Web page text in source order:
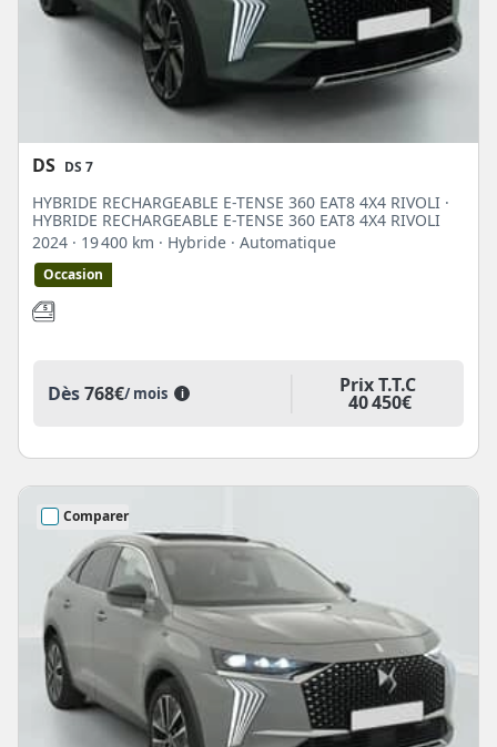
DS DS 7
HYBRIDE RECHARGEABLE E-TENSE 360 EAT8 4X4 RIVOLI ·
HYBRIDE RECHARGEABLE E-TENSE 360 EAT8 4X4 RIVOLI
2024 · 19 400 km · Hybride · Automatique
Occasion
Dès768€/ mois i Prix T.T.C
40 450€
Comparer